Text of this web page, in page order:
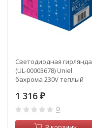
Светодиодная гирлянда
(UL-00003678) Uniel
бахрома 230V теплый
WarmWhite IP20
1 316 ₽
0